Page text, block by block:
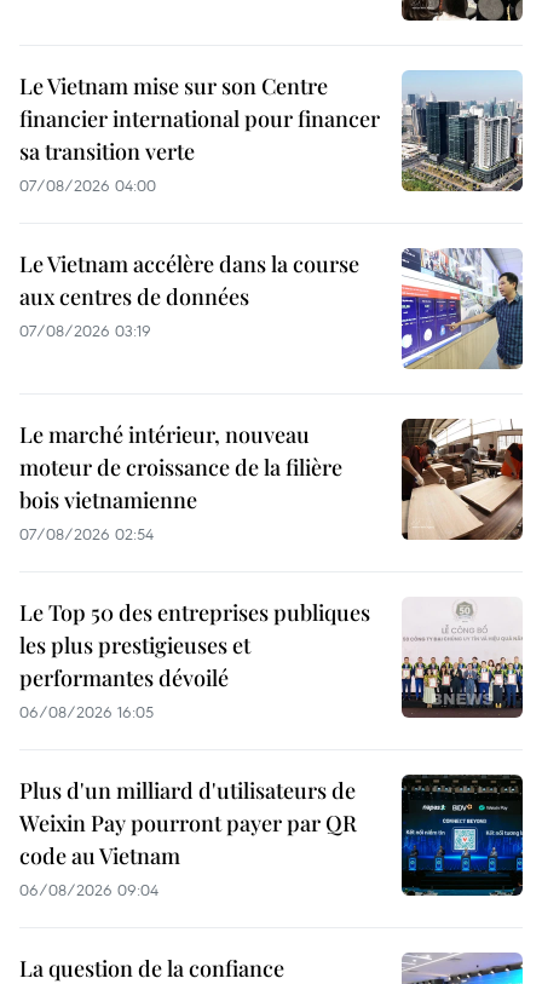
Le Vietnam mise sur son Centre
financier international pour financer
sa transition verte
07/08/2026 04:00
Le Vietnam accélère dans la course
aux centres de données
07/08/2026 03:19
Le marché intérieur, nouveau
moteur de croissance de la filière
bois vietnamienne
07/08/2026 02:54
Le Top 50 des entreprises publiques
les plus prestigieuses et
performantes dévoilé
06/08/2026 16:05
Plus d'un milliard d'utilisateurs de
Weixin Pay pourront payer par QR
code au Vietnam
06/08/2026 09:04
La question de la confiance